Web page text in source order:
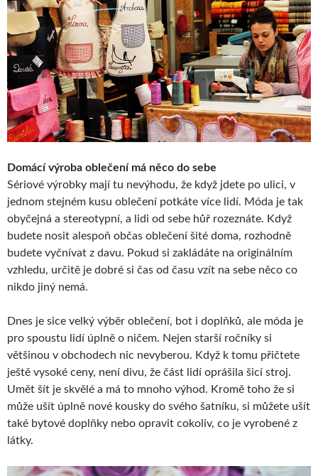
Domácí výroba oblečení má něco do sebe
Sériové výrobky mají tu nevýhodu, že když jdete po ulici, v
jednom stejném kusu oblečení potkáte více lidí. Móda je tak
obyčejná a stereotypní, a lidi od sebe hůř rozeznáte. Když
budete nosit alespoň občas oblečení šité doma, rozhodně
budete vyčnívat z davu. Pokud si zakládáte na originálním
vzhledu, určitě je dobré si čas od času vzít na sebe něco co
nikdo jiný nemá.
Dnes je sice velký výběr oblečení, bot i doplňků, ale móda je
pro spoustu lidí úplně o ničem. Nejen starší ročníky si
většinou v obchodech nic nevyberou. Když k tomu přičtete
ještě vysoké ceny, není divu, že část lidí oprášila šicí stroj.
Umět šít je skvělé a má to mnoho výhod. Kromě toho že si
může ušít úplně nové kousky do svého šatníku, si můžete ušít
také bytové doplňky nebo opravit cokoliv, co je vyrobené z
látky.